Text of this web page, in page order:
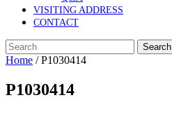
VISITING ADDRESS
CONTACT
Search
Home /P1030414
P1030414